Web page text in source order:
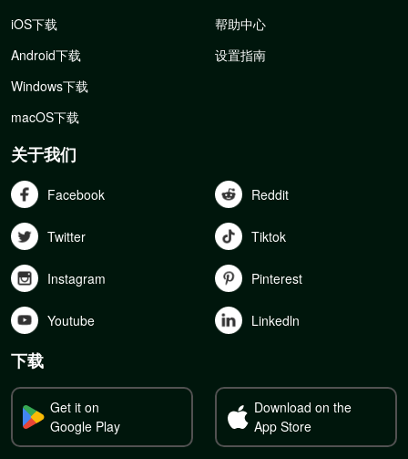
iOS下载
Android下载
Windows下载
macOS下载
帮助中心
设置指南
关于我们
Facebook Reddit
Twitter Tiktok
Instagram Pinterest
Youtube Linkedln
下载
Get it on
Google Play
Download on the
App Store